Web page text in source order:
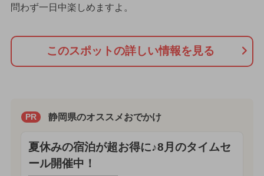
問わず一日中楽しめますよ。
このスポットの詳しい情報を見る
PR 静岡県のオススメおでかけ
夏休みの宿泊が超お得に♪8月のタイムセ
ール開催中！